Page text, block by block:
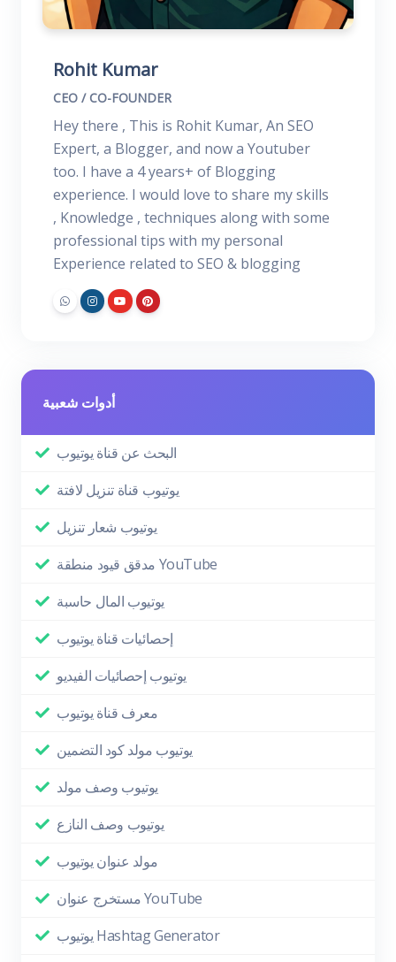
Rohit Kumar
CEO / CO-FOUNDER
Hey there , This is Rohit Kumar, An SEO
Expert, a Blogger, and now a Youtuber
too. I have a 4 years+ of Blogging
experience. I would love to share my skills
, Knowledge , techniques along with some
professional tips with my personal
Experience related to SEO & blogging
أدوات شعبية
البحث عن قناة يوتيوب
يوتيوب قناة تنزيل لافتة
يوتيوب شعار تنزيل
مدقق قيود منطقة YouTube
يوتيوب المال حاسبة
إحصائيات قناة يوتيوب
يوتيوب إحصائيات الفيديو
معرف قناة يوتيوب
يوتيوب مولد كود التضمين
يوتيوب وصف مولد
يوتيوب وصف النازع
مولد عنوان يوتيوب
مستخرج عنوان YouTube
يوتيوب Hashtag Generator